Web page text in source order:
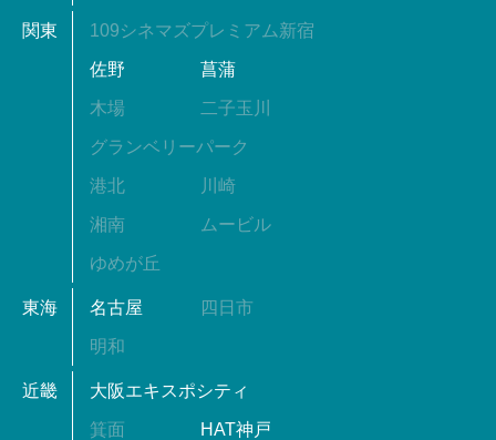
関東 109シネマズプレミアム新宿
佐野 菖蒲
木場 二子玉川
グランベリーパーク
港北 川崎
湘南 ムービル
ゆめが丘
東海 名古屋 四日市
明和
近畿 大阪エキスポシティ
箕面 HAT神戸